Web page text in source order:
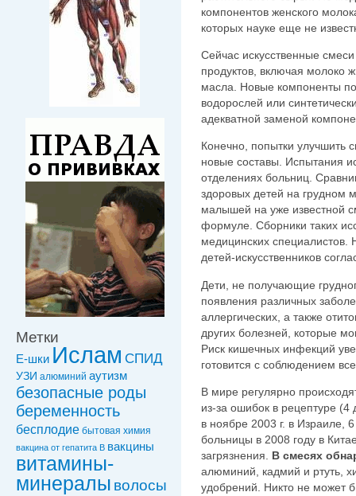
Метки
Е-шки Ислам СПИД
УЗИ алюминий аутизм
безопасные роды
беременность
бесплодие бытовая химия
вакцинa от гепатита В вакцины
витамины-
минералы волосы
компонентов женского
которых науке еще не
Сейчас искусственные
продуктов, включая молоко
масла. Новые компоненты
водорослей или
адекватной заменой
Конечно, попытки улучшить
новые составы. Испытания
отделениях больниц.
здоровых детей на грудном
малышей на уже известной
формуле. Сборники таких
медицинских
детей-искусственников
Дети, не получающие
появления различных
аллергических, а также
других болезней, которые
Риск кишечных инфекций
готовится с соблюдением
В мире регулярно
из-за ошибок в рецептуре (4
в ноябре 2003 г. в Израиле,
больницы в 2008 году в
загрязнения. В смесях
алюминий, кадмий и ртуть,
удобрений. Никто не может